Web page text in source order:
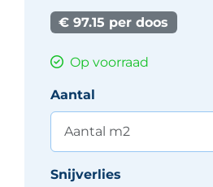
€ 97.15 per doos
Op voorraad
Aantal
Snijverlies